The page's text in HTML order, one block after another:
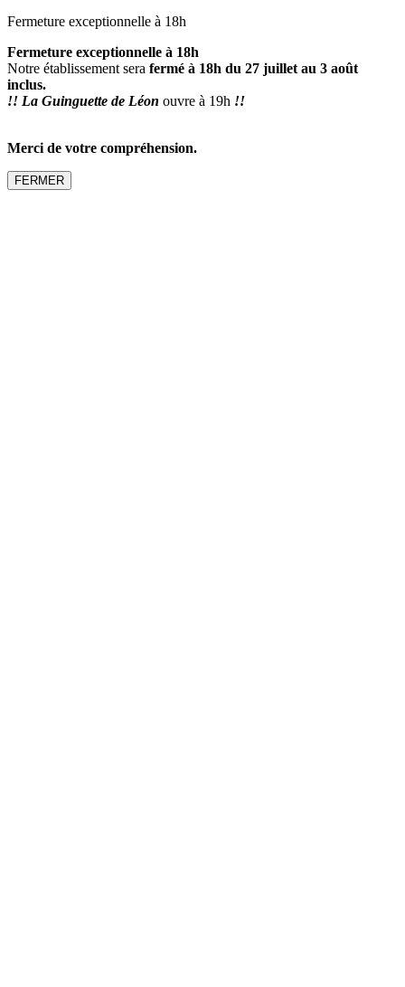
Fermeture exceptionnelle à 18h
Fermeture exceptionnelle à 18h
Notre établissement sera fermé à 18h du 27 juillet au 3 août
inclus.
!! La Guinguette de Léon ouvre à 19h !!
Merci de votre compréhension.
FERMER